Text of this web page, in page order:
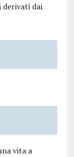
derivati dai
vita a